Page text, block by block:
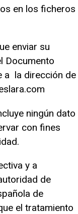
en los ficheros
enviar su
Documento
a la dirección de
ningún dato
con fines
y a
de
de
el tratamiento